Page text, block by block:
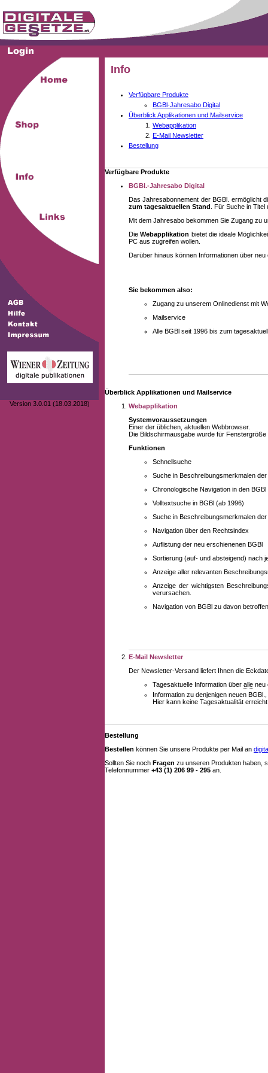
Version 3.0.01 (18.03.2018)
Info
Verfügbare Produkte
BGBl-Jahresabo Digital
Überblick Applikationen und Mailservice
Webapplikation
E-Mail Newsletter
Bestellung
Verfügbare Produkte
BGBl.-Jahresabo Digital
Das Jahresabonnement der BGBl. ermöglicht
zum tagesaktuellen Stand . Für Suche in
Mit dem Jahresabo bekommen Sie Zugang zu
DieWebapplikation bietet die ideale
PC aus zugreifen wollen.
Darüber hinaus können Informationen über
Sie bekommen also:
Zugang zu unserem Onlinedienst mit
Mailservice
Alle BGBl seit 1996 bis zum
Überblick Applikationen und Mailservice
Webapplikation
Systemvoraussetzungen
Einer der üblichen, aktuellen Webbrowser.
Die Bildschirmausgabe wurde für
Funktionen
Schnellsuche
Suche in Beschreibungsmerkmalen
Chronologische Navigation in den BGBl
Volltextsuche in BGBl (ab 1996)
Suche in Beschreibungsmerkmalen
Navigation über den Rechtsindex
Auflistung der neu erschienenen BGBl
Sortierung (auf- und absteigend) nach
Anzeige aller relevanten
Anzeige der wichtigsten
verursachen.
Navigation von BGBl zu davon
E-Mail Newsletter
Der Newsletter-Versand liefert Ihnen die
Tagesaktuelle Information über alle neu
Information zu denjenigen neuen
Hier kann keine Tagesaktualität
Bestellung
Bestellen können Sie unsere Produkte per Mail an
Sollten Sie noch Fragen zu unseren Produkten haben,
Telefonnummer +43 (1) 206 99 - 295 an.